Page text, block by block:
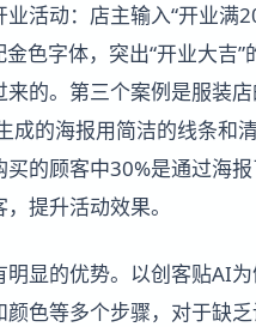
活动：店主输入“开业满
色字体，突出“开业大吉
的。第三个案例是服装
的海报用简洁的线条和
的顾客中30%是通过海
提升活动效果。
显的优势。以创客贴AI
色等多个步骤，对于缺